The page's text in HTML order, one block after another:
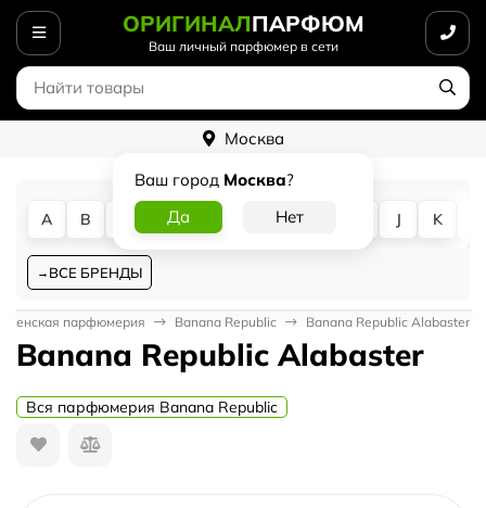
ОРИГИНАЛПАРФЮМ
Ваш личный парфюмер в сети
Москва
Ваш город Москва?
A B D G J K
ВСЕ БРЕНДЫ
Женская парфюмерия Banana Republic Banana Republic Alabaster
Banana Republic Alabaster
Вся парфюмерия Banana Republic